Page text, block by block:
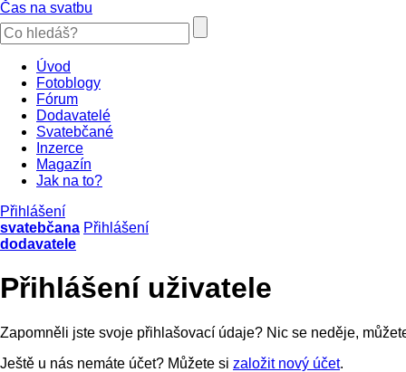
Čas na svatbu
Úvod
Fotoblogy
Fórum
Dodavatelé
Svatebčané
Inzerce
Magazín
Jak na to?
Přihlášení
svatebčana Přihlášení
dodavatele
Přihlášení uživatele
Zapomněli jste svoje přihlašovací údaje? Nic se neděje,
Ještě u nás nemáte účet? Můžete si založit nový účet.